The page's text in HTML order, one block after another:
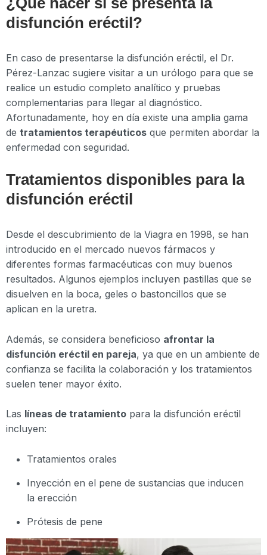
disfunción eréctil?
En caso de presentarse la disfunción eréctil, el Dr.
Pérez-Lanzac sugiere visitar a un urólogo para que se
realice un estudio completo analítico y pruebas
complementarias para llegar al diagnóstico.
Afortunadamente, hoy en día existe una amplia gama
de tratamientos terapéuticos que permiten abordar la
enfermedad con seguridad.
Tratamientos disponibles para la
disfunción eréctil
Desde el descubrimiento de la Viagra en 1998, se han
introducido en el mercado nuevos fármacos y
diferentes formas farmacéuticas con muy buenos
resultados. Algunos ejemplos incluyen pastillas que se
disuelven en la boca, geles o bastoncillos que se
aplican en la uretra.
Además, se considera beneficioso afrontar la
disfunción eréctil en pareja, ya que en un ambiente de
confianza se facilita la colaboración y los tratamientos
suelen tener mayor éxito.
Las líneas de tratamiento para la disfunción eréctil
incluyen:
Tratamientos orales
Inyección en el pene de sustancias que inducen
la erección
Prótesis de pene